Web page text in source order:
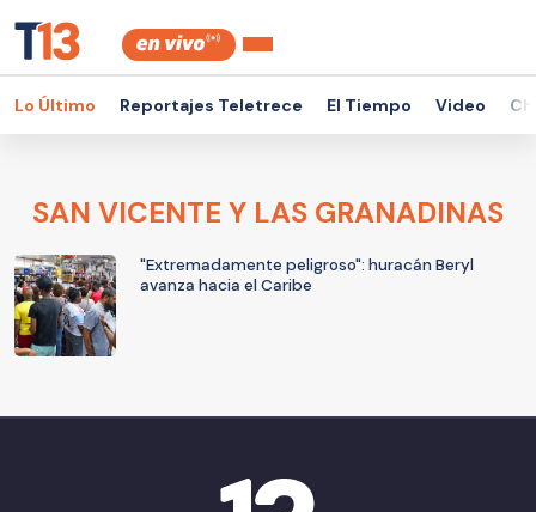
Lo Último Reportajes Teletrece El Tiempo Video
SAN VICENTE Y LAS GRANADINAS
"Extremadamente peligroso": huracán Beryl
avanza hacia el Caribe